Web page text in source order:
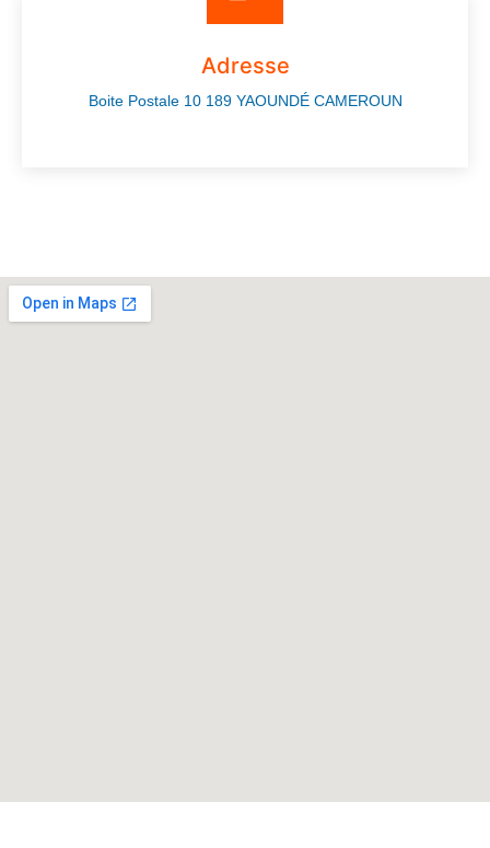
Adresse
Boite Postale 10 189 YAOUNDÉ CAMEROUN